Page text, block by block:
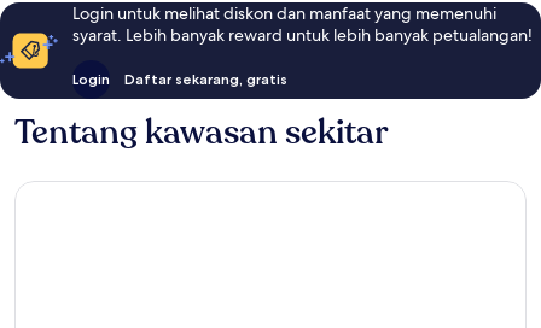
Login untuk melihat diskon dan manfaat yang memenuhi
syarat. Lebih banyak reward untuk lebih banyak petualangan!
Login Daftar sekarang, gratis
Tentang kawasan sekitar